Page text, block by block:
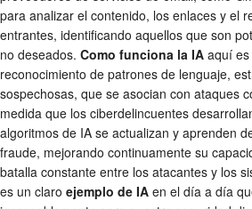
para analizar el contenido, los enlaces y el
entrantes, identificando aquellos que son
no deseados. Como funciona la IA aquí
reconocimiento de patrones de lenguaje,
sospechosas, que se asocian con ataques
medida que los ciberdelincuentes
algoritmos de IA se actualizan y aprenden
fraude, mejorando continuamente su
batalla constante entre los atacantes y los
es un claro ejemplo de IA en el día a día